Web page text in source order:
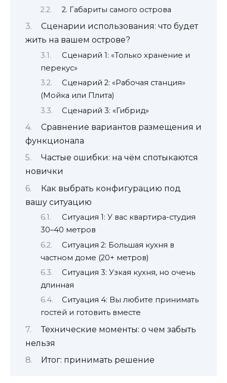
2. Габариты самого острова
Сценарии использования: что будет
жить на вашем острове?
Сценарий 1: «Только хранение и
перекус»
Сценарий 2: «Рабочая станция»
(Мойка или Плита)
Сценарий 3: «Гибрид»
Сравнение вариантов размещения и
функционала
Частые ошибки: на чём спотыкаются
новички
Как выбрать конфигурацию под
вашу ситуацию
Ситуация 1: У вас квартира-студия
30–40 метров
Ситуация 2: Большая кухня в
частном доме (20+ метров)
Ситуация 3: Узкая кухня, но очень
длинная
Ситуация 4: Вы любите принимать
гостей и готовить вместе
Технические моменты: о чем забыть
нельзя
Итог: принимать решение